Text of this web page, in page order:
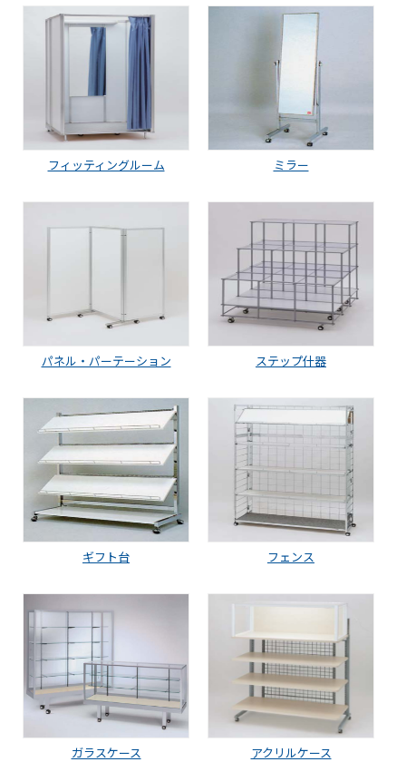
フィッティングルーム ミラー
パネル・パーテーション ステップ什器
ギフト台 フェンス
ガラスケース アクリルケース